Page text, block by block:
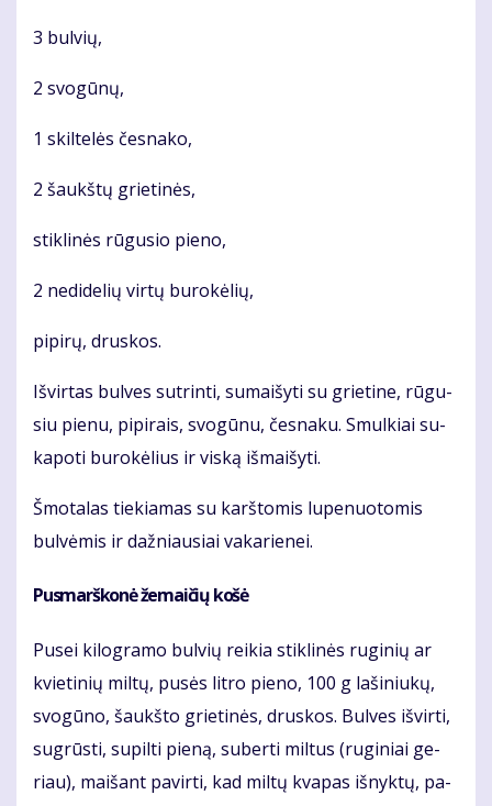
3 bul­vių,
2 svo­gū­nų,
1 skil­te­lės čes­na­ko,
2 šaukš­tų grie­ti­nės,
stik­li­nės rū­gu­sio pie­no,
2 ne­di­de­lių vir­tų bu­ro­kė­lių,
pi­pi­rų, drus­kos.
Iš­vir­tas bul­ves su­trin­ti, su­mai­šy­ti su grie­ti­ne, rū­gu­
siu pie­nu, pi­pi­rais, svo­gū­nu, čes­na­ku. Smul­kiai su­
ka­po­ti bu­ro­kė­lius ir vis­ką iš­mai­šy­ti.
Šmo­ta­las tie­kia­mas su karš­to­mis lu­pe­nuo­to­mis
bul­vė­mis ir daž­niau­siai va­ka­rie­nei.
Pus­marš­ko­nė že­mai­čių ko­šė
Pu­sei ki­log­ra­mo bul­vių rei­kia stik­li­nės ru­gi­nių ar
kvie­ti­nių mil­tų, pu­sės lit­ro pie­no, 100 g la­ši­niu­kų,
svo­gū­no, šaukš­to grie­ti­nės, drus­kos. Bul­ves iš­vir­ti,
su­grūs­ti, su­pil­ti pie­ną, su­ber­ti mil­tus (ru­gi­niai ge­
riau), mai­šant pa­vir­ti, kad mil­tų kva­pas iš­nyk­tų, pa­